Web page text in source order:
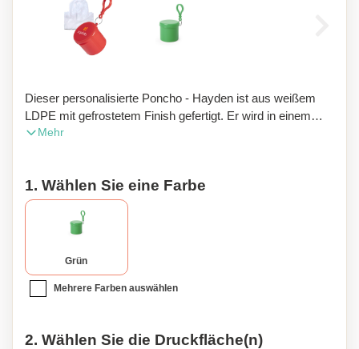
Dieser personalisierte Poncho - Hayden ist aus weißem
LDPE mit gefrostetem Finish gefertigt. Er wird in einem
individuellen Etui mit passendem Deckel und
transportiert werden kann. Das Etui ist in einer großen
Auswahl an leuchtenden Farben erhältlich. Einheitsgröße
für Erwachsene.
Mehr
1. Wählen Sie eine Farbe
Grün
Mehrere Farben auswählen
2. Wählen Sie die Druckfläche(n)